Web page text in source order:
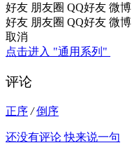
好友 朋友圈 QQ好友 微博
好友 朋友圈 QQ好友 微博
取消
点击进入 "通用系列"
评论
正序 / 倒序
还没有评论 快来说一句